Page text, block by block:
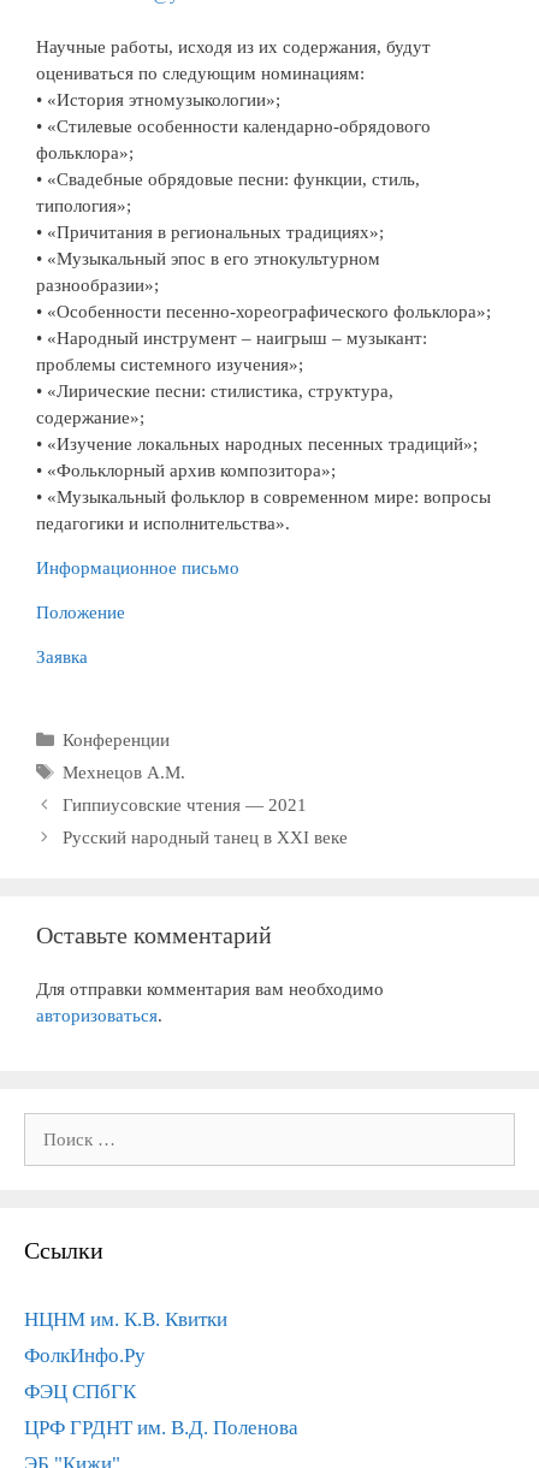
Научные работы, исходя из их содержания, будут
оцениваться по следующим номинациям:
• «История этномузыкологии»;
• «Стилевые особенности календарно-обрядового
фольклора»;
• «Свадебные обрядовые песни: функции, стиль,
типология»;
• «Причитания в региональных традициях»;
• «Музыкальный эпос в его этнокультурном
разнообразии»;
• «Особенности песенно-хореографического фольклора»;
• «Народный инструмент – наигрыш – музыкант:
проблемы системного изучения»;
• «Лирические песни: стилистика, структура,
содержание»;
• «Изучение локальных народных песенных традиций»;
• «Фольклорный архив композитора»;
• «Музыкальный фольклор в современном мире: вопросы
педагогики и исполнительства».
Информационное письмо
Положение
Заявка
Рубрики
Конференции
Метки
Мехнецов А.М.
Гиппиусовские чтения — 2021
Русский народный танец в XXI веке
Оставьте комментарий
Для отправки комментария вам необходимо
авторизоваться.
Ссылки
НЦНМ им. К.В. Квитки
ФолкИнфо.Ру
ФЭЦ СПбГК
ЦРФ ГРДНТ им. В.Д. Поленова
ЭБ "Кижи"